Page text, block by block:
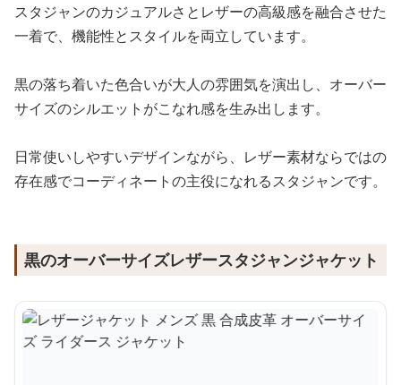
スタジャンのカジュアルさとレザーの高級感を融合させた
一着で、機能性とスタイルを両立しています。
黒の落ち着いた色合いが大人の雰囲気を演出し、オーバー
サイズのシルエットがこなれ感を生み出します。
日常使いしやすいデザインながら、レザー素材ならではの
存在感でコーディネートの主役になれるスタジャンです。
黒のオーバーサイズレザースタジャンジャケット